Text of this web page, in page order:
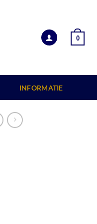
0
INFORMATIE